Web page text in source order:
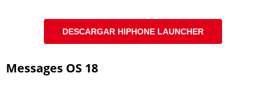
DESCARGAR HIPHONE LAUNCHER
Messages OS 18